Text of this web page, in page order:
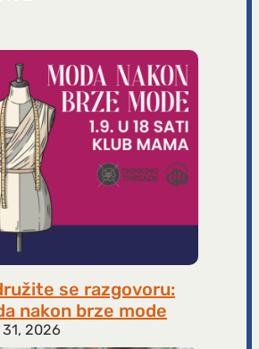
se razgovoru:
nakon brze mode
2026